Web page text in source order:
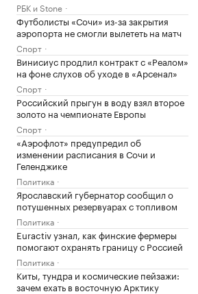
РБК и Stone
Футболисты «Сочи» из-за закрытия
аэропорта не смогли вылететь на матч
Спорт
Винисиус продлил контракт с «Реалом»
на фоне слухов об уходе в «Арсенал»
Спорт
Российский прыгун в воду взял второе
золото на чемпионате Европы
Спорт
«Аэрофлот» предупредил об
изменении расписания в Сочи и
Геленджике
Политика
Ярославский губернатор сообщил о
потушенных резервуарах с топливом
Политика
Euractiv узнал, как финские фермеры
помогают охранять границу с Россией
Политика
Киты, тундра и космические пейзажи:
зачем ехать в восточную Арктику